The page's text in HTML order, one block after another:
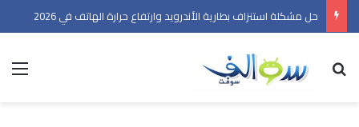
حل مشكلة استنزاف بطارية الأندرويد وارتفاع حرارة الهاتف في 2026
بحث عن